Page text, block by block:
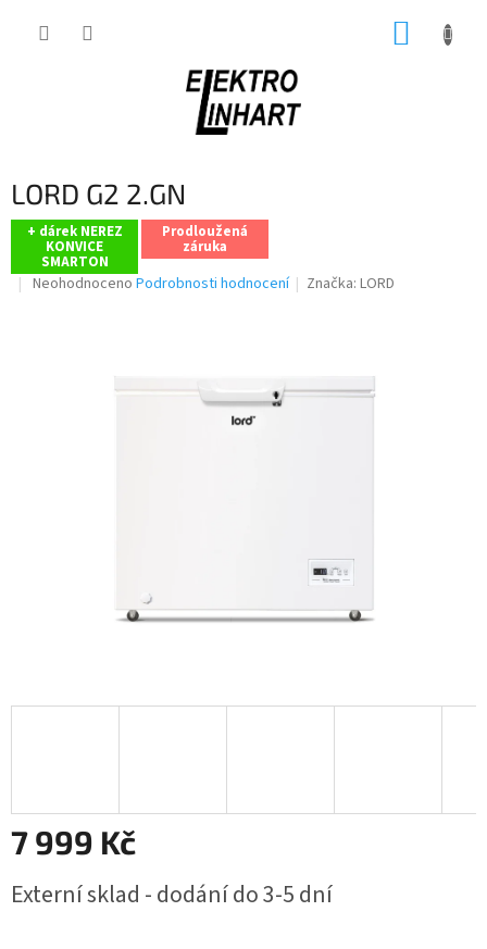
LORD G2 2.GN
+ dárek NEREZ
KONVICE
SMARTON
Prodloužená
záruka
Průměrné
Neohodnoceno Podrobnosti hodnocení Značka:LORD
7 999 Kč
cena:
Externí sklad - dodání do 3-5 dní